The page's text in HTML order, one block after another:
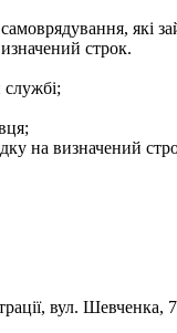
які
строк.
на визначений
вул.